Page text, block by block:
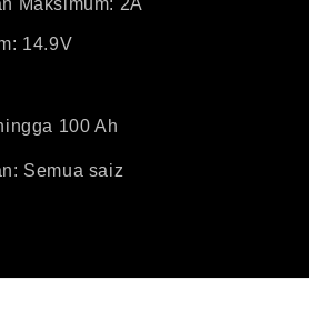
14.9V
100 Ah
Semua saiz